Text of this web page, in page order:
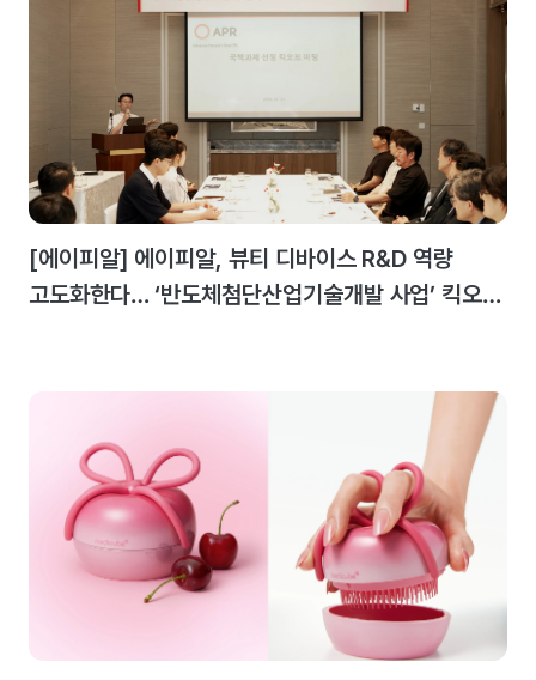
[에이피알] 에이피알, 뷰티 디바이스 R&D 역량
고도화한다… ‘반도체첨단산업기술개발 사업’ 킥오프